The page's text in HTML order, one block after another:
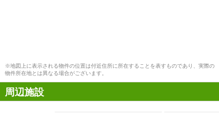
※地図上に表示される物件の位置は付近住所に所在することを表すものであり、実際の
物件所在地とは異なる場合がございます。
周辺施設